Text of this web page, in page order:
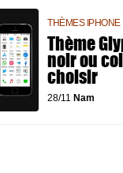
THÈMES IPHONE
Thème
noir ou
choisir
28/11 Nam